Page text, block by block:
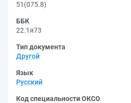
51(075.8)
ББК
22.1я73
Тип документа
Другой
Язык
Русский
Код специальности ОКСО